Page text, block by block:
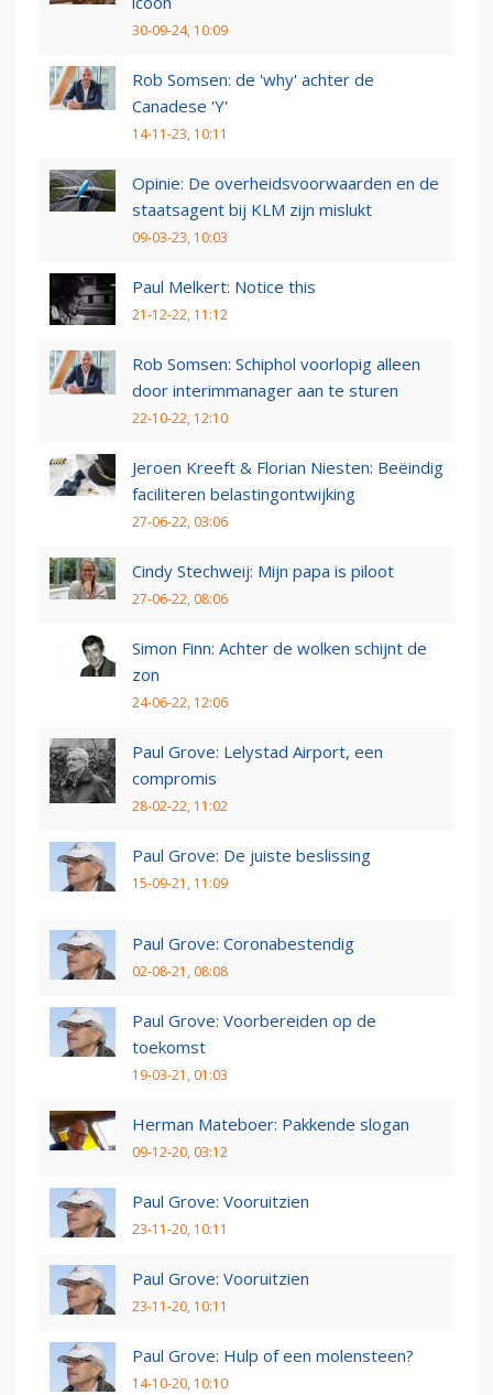
30-09-24, 10:09
Rob Somsen: de 'why' achter de
Canadese 'Y'
14-11-23, 10:11
Opinie: De overheidsvoorwaarden en de
staatsagent bij KLM zijn mislukt
09-03-23, 10:03
Paul Melkert: Notice this
21-12-22, 11:12
Rob Somsen: Schiphol voorlopig alleen
door interimmanager aan te sturen
22-10-22, 12:10
Jeroen Kreeft & Florian Niesten: Beëindig
faciliteren belastingontwijking
27-06-22, 03:06
Cindy Stechweij: Mijn papa is piloot
27-06-22, 08:06
Simon Finn: Achter de wolken schijnt de
zon
24-06-22, 12:06
Paul Grove: Lelystad Airport, een
compromis
28-02-22, 11:02
Paul Grove: De juiste beslissing
15-09-21, 11:09
Paul Grove: Coronabestendig
02-08-21, 08:08
Paul Grove: Voorbereiden op de
toekomst
19-03-21, 01:03
Herman Mateboer: Pakkende slogan
09-12-20, 03:12
Paul Grove: Vooruitzien
23-11-20, 10:11
Paul Grove: Vooruitzien
23-11-20, 10:11
Paul Grove: Hulp of een molensteen?
14-10-20, 10:10